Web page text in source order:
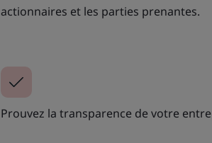
actionnaires et les parties prenantes.
Prouvez la transparence de votre